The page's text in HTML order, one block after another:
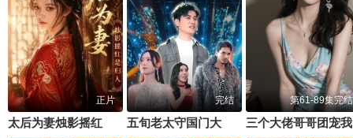
正片 完结 第61-89集完结
三个大佬哥哥团宠我